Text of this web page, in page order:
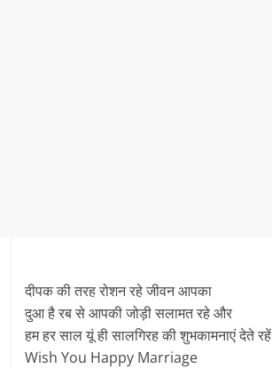
दीपक की तरह रोशन रहे जीवन आपका
दुआ है रब से आपकी जोड़ी सलामत रहे और
हम हर साल यूं ही सालगिरह की शुभकामनाएं देते रहें
Wish You Happy Marriage